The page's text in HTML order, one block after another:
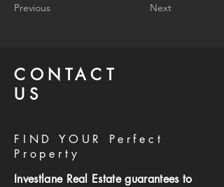
Previous Next
CONTACT
US
FIND YOUR Perfect
Property
Investlane Real Estate guarantees to